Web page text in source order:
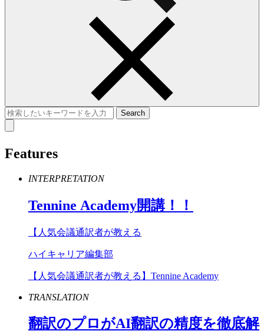
Features
INTERPRETATION
Tennine Academy開講！！
【人気会議通訳者が教える
ハイキャリア編集部
【人気会議通訳者が教える】Tennine Academy
TRANSLATION
翻訳のプロがAI翻訳の精度を徹底解